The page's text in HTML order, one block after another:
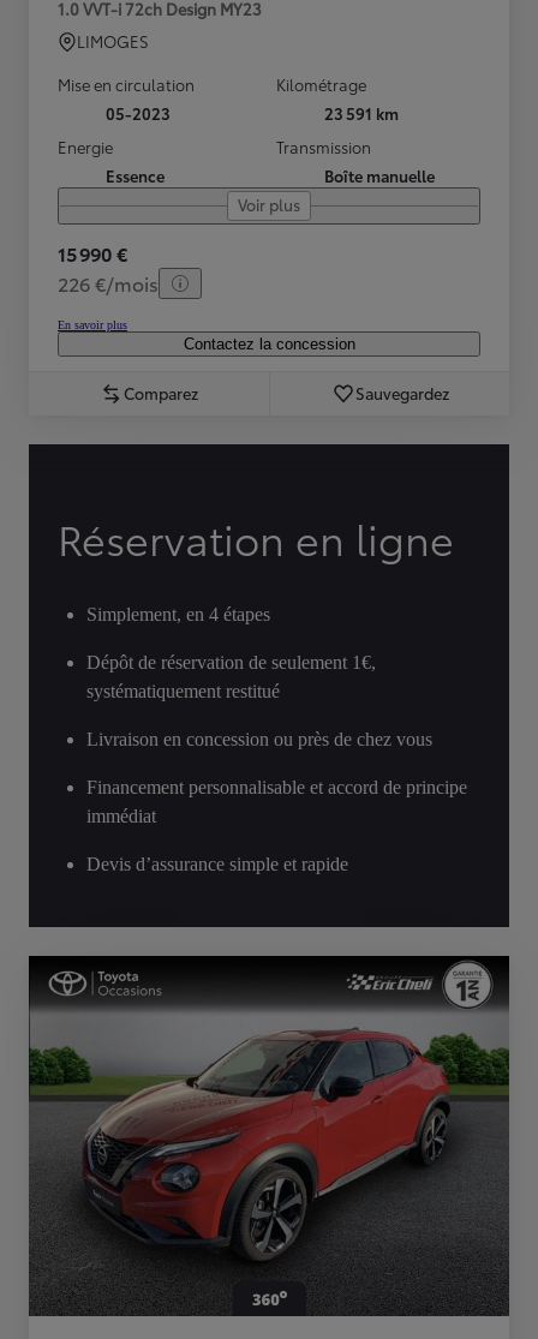
1.0 VVT-i 72ch Design MY23
LIMOGES
Mise en circulation
05-2023
Kilométrage
23 591 km
Energie
Essence
Transmission
Boîte manuelle
Voir plus
15 990 €
226 €/mois
En savoir plus
Contactez la concession
Comparez Sauvegardez
Réservation en ligne
Simplement, en 4 étapes
Dépôt de réservation de seulement 1€,
systématiquement restitué
Livraison en concession ou près de chez vous
Financement personnalisable et accord de principe
immédiat
Devis d’assurance simple et rapide